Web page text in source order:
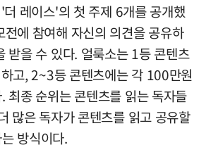
레이스'의 첫 주제 6개를 공개했
전에 참여해 자신의 의견을 공유하
받을 수 있다. 얼룩소는 1등 콘텐츠
고, 2~3등 콘텐츠에는 각 100만원
최종 순위는 콘텐츠를 읽는 독자들
많은 독자가 콘텐츠를 읽고 공유할
방식이다.